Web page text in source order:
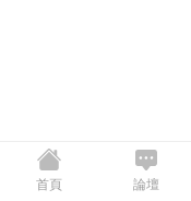
首頁 論壇